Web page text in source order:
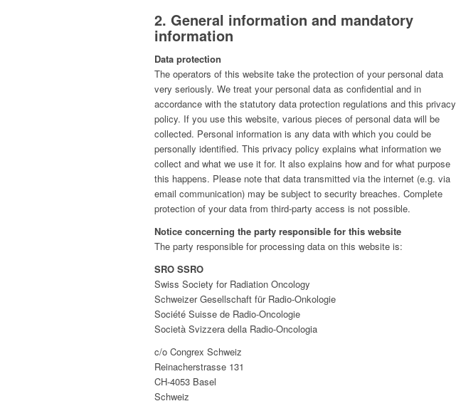
2. General information and mandatory
information
Data protection
The operators of this website take the protection of your personal data
very seriously. We treat your personal data as confidential and in
accordance with the statutory data protection regulations and this privacy
policy. If you use this website, various pieces of personal data will be
collected. Personal information is any data with which you could be
personally identified. This privacy policy explains what information we
collect and what we use it for. It also explains how and for what purpose
this happens. Please note that data transmitted via the internet (e.g. via
email communication) may be subject to security breaches. Complete
protection of your data from third-party access is not possible.
Notice concerning the party responsible for this website
The party responsible for processing data on this website is:
SRO SSRO
Swiss Society for Radiation Oncology
Schweizer Gesellschaft für Radio-Onkologie
Société Suisse de Radio-Oncologie
Società Svizzera della Radio-Oncologia
c/o Congrex Schweiz
Reinacherstrasse 131
CH-4053 Basel
Schweiz